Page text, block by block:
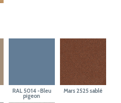
RAL 5014 -Bleu
pigeon
Mars 2525 sablé